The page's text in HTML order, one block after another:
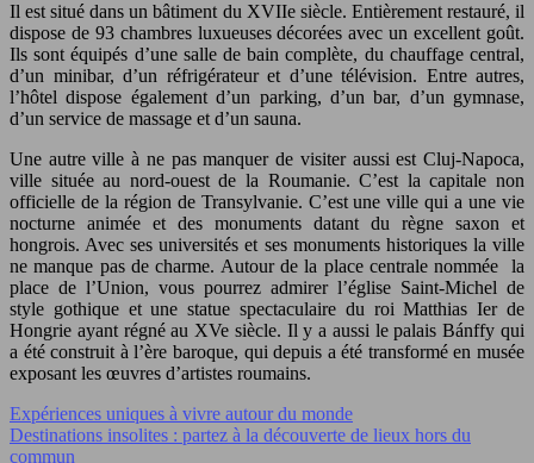
Il est situé dans un bâtiment du XVIIe siècle. Entièrement restauré, il
dispose de 93 chambres luxueuses décorées avec un excellent goût.
Ils sont équipés d’une salle de bain complète, du chauffage central,
d’un minibar, d’un réfrigérateur et d’une télévision. Entre autres,
l’hôtel dispose également d’un parking, d’un bar, d’un gymnase,
d’un service de massage et d’un sauna.
Une autre ville à ne pas manquer de visiter aussi est Cluj-Napoca,
ville située au nord-ouest de la Roumanie. C’est la capitale non
officielle de la région de Transylvanie. C’est une ville qui a une vie
nocturne animée et des monuments datant du règne saxon et
hongrois. Avec ses universités et ses monuments historiques la ville
ne manque pas de charme. Autour de la place centrale nommée la
place de l’Union, vous pourrez admirer l’église Saint-Michel de
style gothique et une statue spectaculaire du roi Matthias Ier de
Hongrie ayant régné au XVe siècle. Il y a aussi le palais Bánffy qui
a été construit à l’ère baroque, qui depuis a été transformé en musée
exposant les œuvres d’artistes roumains.
Expériences uniques à vivre autour du monde
Destinations insolites : partez à la découverte de lieux hors du
commun